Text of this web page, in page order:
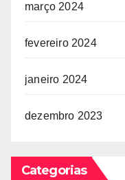
março 2024
fevereiro 2024
janeiro 2024
dezembro 2023
Categorias